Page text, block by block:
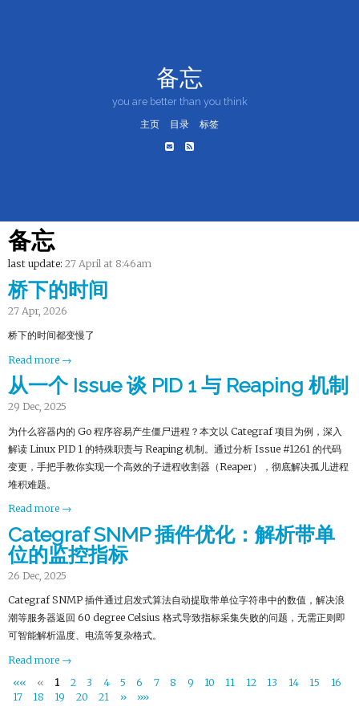
备忘
you are better than you think
主页
目录 标签
备忘
last update:27 April at 8:46am
桥下的时间
27 Apr, 2026
桥下的时间都变慢了
Read more →
从一个 Issue 谈 PID 1 与 Reaping 机制
29 Dec, 2025
为什么容器内的 Go 程序容易产生僵尸进程？本文以 Categraf 项目为例，深入
解读 Linux PID 1 的特殊职责与 Reaping 机制。通过分析 Issue #1261 的代码
变更，手把手教你实现一个高效的子进程收割器（Reaper），彻底解决孤儿进程
堆积难题。
Read more →
Categraf SNMP 插件优化：解析带单
位的监控指标
26 Dec, 2025
Categraf SNMP 插件通过启发式算法自动提取带单位字符串中的数值，解决浪
潮等服务器返回 60 degree Celsius 格式导致指标采集失败的问题，无需正则即
可智能解析温度、电流等复杂格式。
Read more →
««
« 1 2 3 4 5 6 7 8 9 10 11 12 13 14 15
16
17
18 19 20 21 » »»